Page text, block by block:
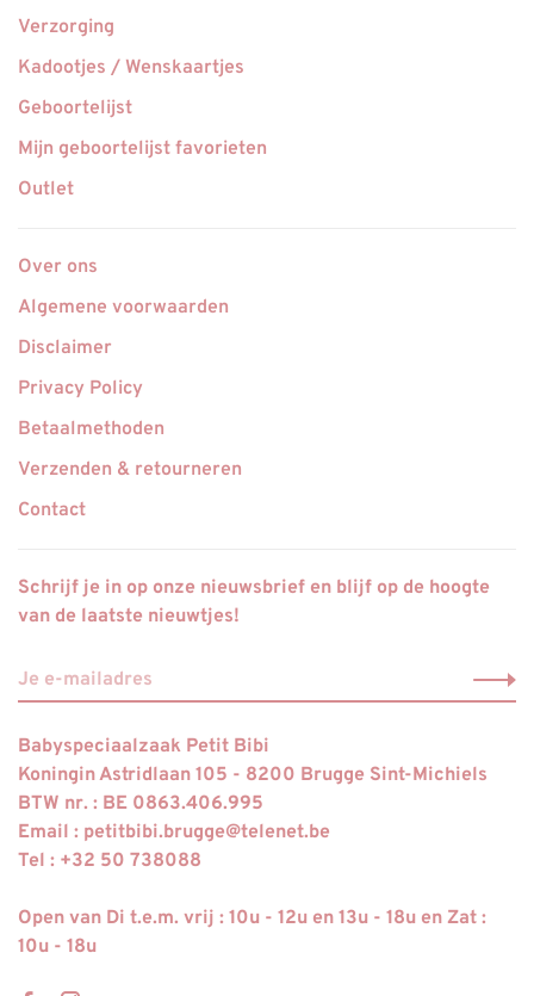
Verzorging
Kadootjes / Wenskaartjes
Geboortelijst
Mijn geboortelijst favorieten
Outlet
Over ons
Algemene voorwaarden
Disclaimer
Privacy Policy
Betaalmethoden
Verzenden & retourneren
Contact
Schrijf je in op onze nieuwsbrief en blijf op de hoogte
van de laatste nieuwtjes!
Babyspeciaalzaak Petit Bibi
Koningin Astridlaan 105 - 8200 Brugge Sint-Michiels
BTW nr. : BE 0863.406.995
Email : petitbibi.brugge@telenet.be
Tel : +32 50 738088
Open van Di t.e.m. vrij : 10u - 12u en 13u - 18u en Zat :
10u - 18u